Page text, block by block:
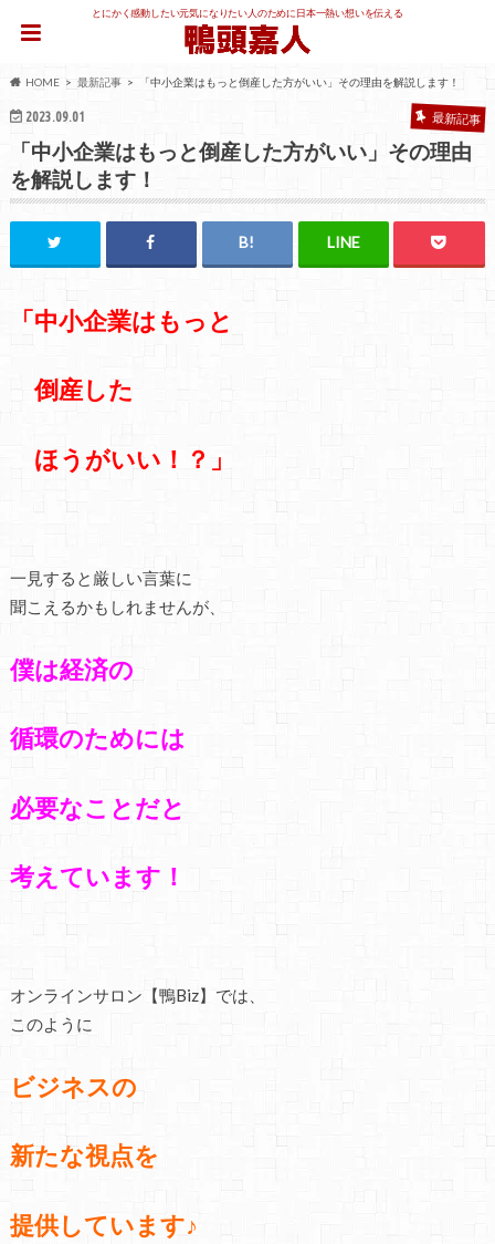
とにかく感動したい元気になりたい人のために日本一熱い想いを伝える
HOME 最新記事 「中小企業はもっと倒産した方がいい」その理由を解説します！
2023.09.01 最新記事
「中小企業はもっと倒産した方がいい」その理由
を解説します！
「中小企業はもっと
倒産した
ほうがいい！？」
一見すると厳しい言葉に
聞こえるかもしれませんが、
僕は経済の
循環のためには
必要なことだと
考えています！
オンラインサロン【鴨Biz】では、
このように
ビジネスの
新たな視点を
提供しています♪